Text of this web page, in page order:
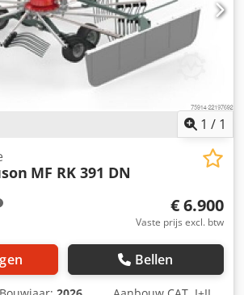
Uorf Brutoprijs: €12.257,00
vermeld
1 / 1
MF RK 391 DN
€ 6.900
Vaste prijs excl. btw
Bellen